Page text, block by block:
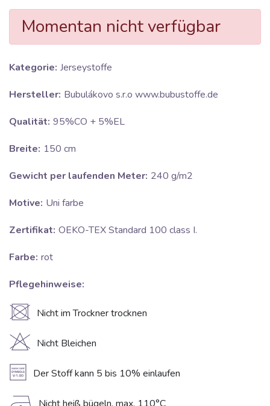
Momentan nicht verfügbar
Kategorie: Jerseystoffe
Hersteller: Bubulákovo s.r.o www.bubustoffe.de
Qualität: 95%CO + 5%EL
Breite: 150 cm
Gewicht per laufenden Meter: 240 g/m2
Motive: Uni farbe
Zertifikat: OEKO-TEX Standard 100 class I.
Farbe: rot
Pflegehinweise:
U Nicht im Trockner trocknen
H Nicht Bleichen
A Der Stoff kann 5 bis 10% einlaufen